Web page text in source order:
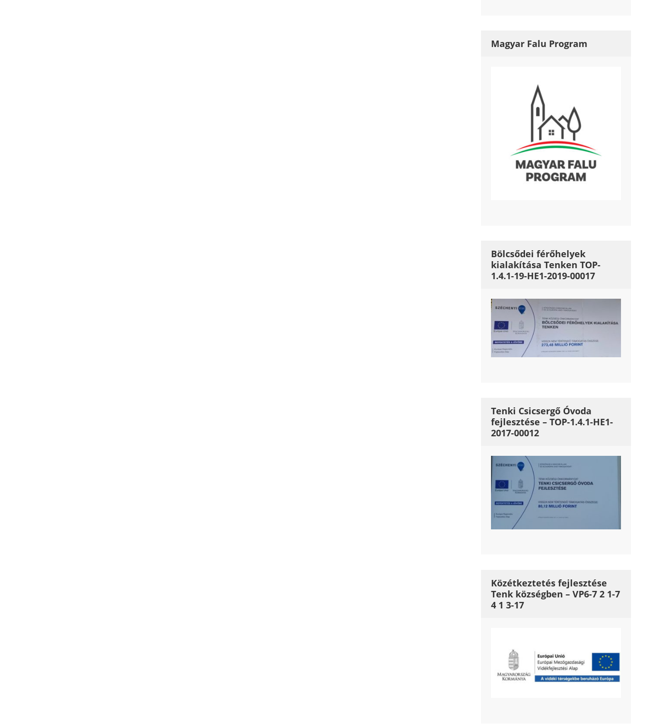
Magyar Falu Program
Bölcsődei férőhelyek
kialakítása Tenken TOP-
1.4.1-19-HE1-2019-00017
Tenki Csicsergő Óvoda
fejlesztése – TOP-1.4.1-HE1-
2017-00012
Közétkeztetés fejlesztése
Tenk községben – VP6-7 2 1-7
4 1 3-17